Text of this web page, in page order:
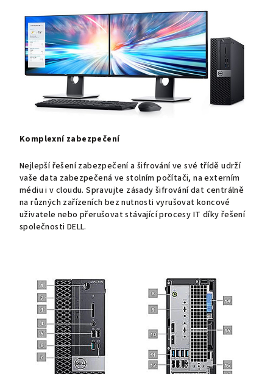
Komplexní zabezpečení
Nejlepší řešení zabezpečení a šifrování ve své třídě udrží
vaše data zabezpečená ve stolním počítači, na externím
médiu i v cloudu. Spravujte zásady šifrování dat centrálně
na různých zařízeních bez nutnosti vyrušovat koncové
uživatele nebo přerušovat stávající procesy IT díky řešení
společnosti DELL.